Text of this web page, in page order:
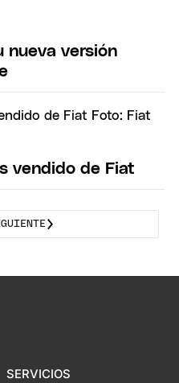
nueva versión
vendido de Fiat
SERVICIOS